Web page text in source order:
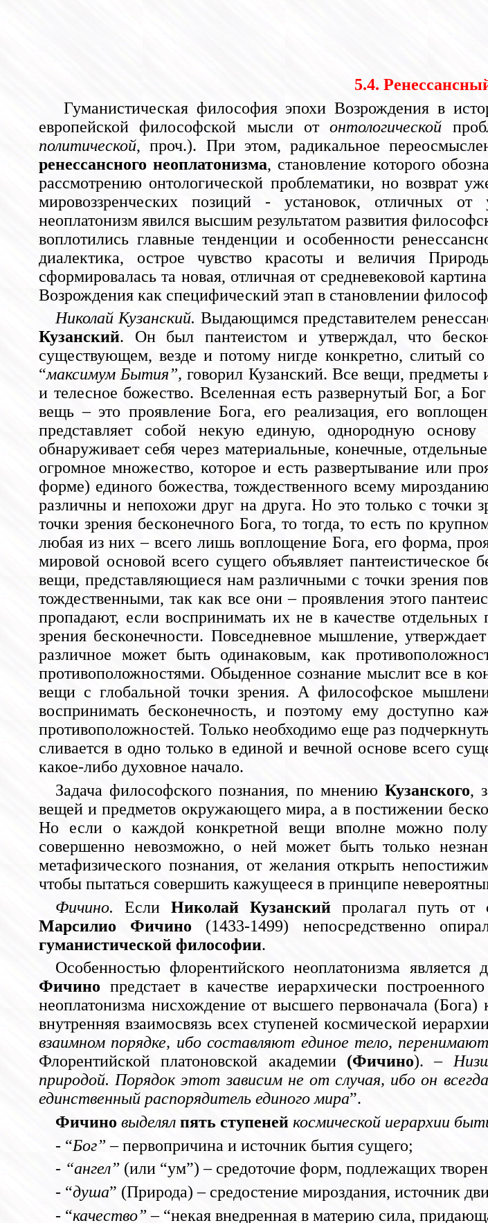
5.4.
Гуманистическая философия эпохи Возрождения в
европейской философской мысли отонтологической
политической, проч.). При этом, радикальное
ренессансного неоплатонизма, становление которого
рассмотрению онтологической проблематики, но возврат
мировоззренческих позиций - установок, отличных от
неоплатонизм явился высшим результатом развития
воплотились главные тенденции и особенности
диалектика, острое чувство красоты и величия
сформировалась та новая, отличная от средневековой
Возрождения как специфический этап в становлении
Николай Кузанский. Выдающимся представителем
Кузанский. Он был пантеистом и утверждал, что
существующем, везде и потому нигде конкретно, слитый
“максимум Бытия”, говорил Кузанский. Все вещи, предметы
и телесное божество. Вселенная есть развернутый Бог, а
вещь – это проявление Бога, его реализация, его
представляет собой некую единую, однородную
обнаруживает себя через материальные, конечные,
огромное множество, которое и есть развертывание или
форме) единого божества, тождественного всему
различны и непохожи друг на друга. Но это только с точки
точки зрения бесконечного Бога, то тогда, то есть по
любая из них – всего лишь воплощение Бога, его форма,
мировой основой всего сущего объявляет пантеистическое
вещи, представляющиеся нам различными с точки зрения
тождественными, так как все они – проявления этого
пропадают, если воспринимать их не в качестве
зрения бесконечности. Повседневное мышление,
различное может быть одинаковым, как
противоположностями. Обыденное сознание мыслит все в
вещи с глобальной точки зрения. А философское
воспринимать бесконечность, и поэтому ему доступно
противоположностей. Только необходимо еще раз
сливается в одно только в единой и вечной основе всего
какое-либо духовное начало.
Задача философского познания, по мнению Кузанского,
вещей и предметов окружающего мира, а в постижении
Но если о каждой конкретной вещи вполне можно
совершенно невозможно, о ней может быть только
метафизического познания, от желания открыть
чтобы пытаться совершить кажущееся в принципе
Фичино. Если Николай Кузанскийпролагал путь от
Марсилио Фичино (1433-1499) непосредственно
гуманистической философии.
Особенностью флорентийского неоплатонизма
Фичино предстает в качестве иерархически
неоплатонизма нисхождение от высшего первоначала
внутренняя взаимосвязь всех ступеней космической
взаимном порядке, ибо составляют единое тело,
Флорентийской платоновской академии (Фичино). –
природой. Порядок этот зависим не от случая, ибо он
единственный распорядитель единого мира”.
Фичино выделял пять ступеней космической иерархии
- “Бог” – первопричина и источник бытия сущего;
- “ангел” (или “ум”) – средоточие форм, подлежащих
- “душа” (Природа) – средостение мироздания, источник
- “качество” – “некая внедренная в материю сила,